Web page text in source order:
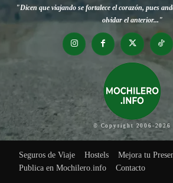
"Dicen que viajando se fortalece el corazón, pues
olvidar el anterior..."
© Copyright 2006-2026
Seguros de Viaje Hostels
Mejora tu
Publica en Mochilero.info
Contacto